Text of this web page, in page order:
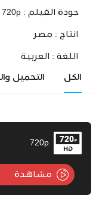
جودة الفيلم : 720p
انتاج : مصر
اللغة : العربية
الكل التحميل
720p
مشاهدة